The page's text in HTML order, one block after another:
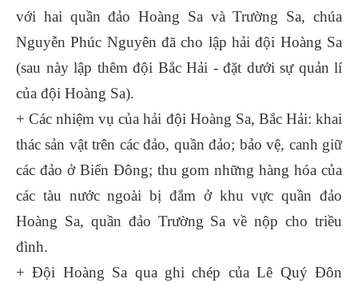
với hai quần đảo Hoàng Sa và Trường Sa, chúa
Nguyễn Phúc Nguyên đã cho lập hải đội Hoàng Sa
(sau này lập thêm đội Bắc Hải - đặt dưới sự quản lí
của đội Hoàng Sa).
+ Các nhiệm vụ của hải đội Hoàng Sa, Bắc Hải: khai
thác sản vật trên các đảo, quần đảo; bảo vệ, canh giữ
các đảo ở Biển Đông; thu gom những hàng hóa của
các tàu nước ngoài bị đắm ở khu vực quần đảo
Hoàng Sa, quần đảo Trường Sa về nộp cho triều
đình.
+ Đội Hoàng Sa qua ghi chép của Lê Quý Đôn